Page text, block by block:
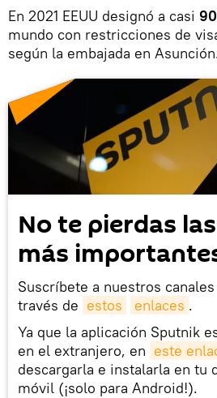
En 2021 EEUU designó a casi
mundo con restricciones de
según la embajada en
No te pierdas
más
Suscríbete a nuestros
través de estos enlaces .
Ya que la aplicación Sputnik
en el extranjero, en este
descargarla e instalarla en tu
móvil (¡solo para Android!).